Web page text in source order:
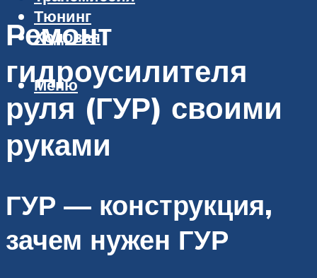
Тюнинг
Ходовая
Меню
Ремонт
гидроусилителя
руля (ГУР) своими
руками
ГУР — конструкция,
зачем нужен ГУР